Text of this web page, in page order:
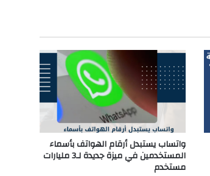
واتساب يستبدل أرقام الهواتف بأسماء
المستخدمين في ميزة جديدة لـ3 مليارات
مستخدم